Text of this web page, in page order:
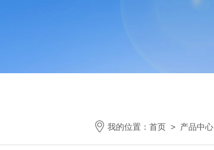
我的位置： 首页 > 产品中心